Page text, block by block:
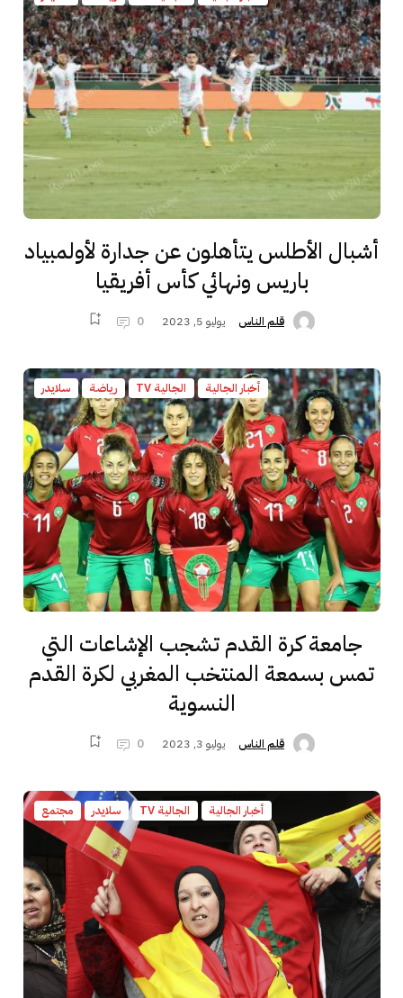
أشبال الأطلس يتأهلون عن جدارة لأولمبياد
باريس ونهائي كأس أفريقيا
قلم الناس يوليو 5, 2023 0
أخبار الجالية الجالية TV رياضة سلايدر
جامعة كرة القدم تشجب الإشاعات التي
تمس بسمعة المنتخب المغربي لكرة القدم
النسوية
قلم الناس يوليو 3, 2023 0
أخبار الجالية الجالية TV سلايدر مجتمع